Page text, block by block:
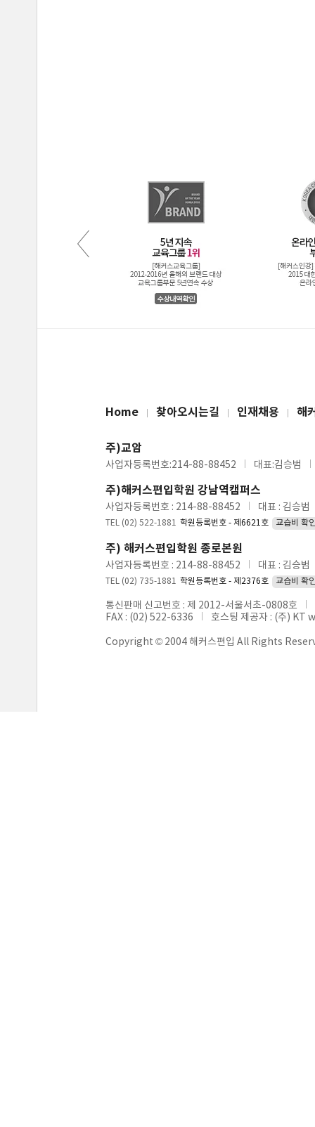
Home 찾아오시는길 인재채용 해
주)교암
사업자등록번호:214-88-88452 대표:김승범
주)해커스편입학원 강남역캠퍼스
사업자등록번호 : 214-88-88452 대표 : 김승범
TEL (02) 522-1881 학원등록번호 - 제6621호 교습비 확
주) 해커스편입학원 종로본원
사업자등록번호 : 214-88-88452 대표 : 김승범
TEL (02) 735-1881 학원등록번호 - 제2376호 교습비 확
통신판매 신고번호 : 제 2012-서울서초-0808호
FAX : (02) 522-6336
호스팅 제공자 : (주)
Copyright © 2004 해커스편입 All Rights